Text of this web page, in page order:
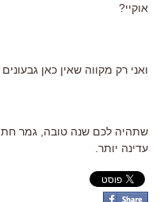
אוקיי?
ואני רק מקווה שאין כאן
שתהיה לכם שנה טובה, גמר
עדינה יותר.